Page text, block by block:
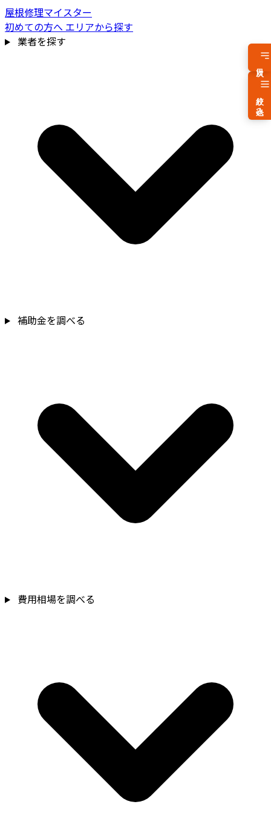
屋根修理マイスター
初めての方へ エリアから探す
業者を探す
補助金を調べる
費用相場を調べる
費用相場を見る
絞り込み